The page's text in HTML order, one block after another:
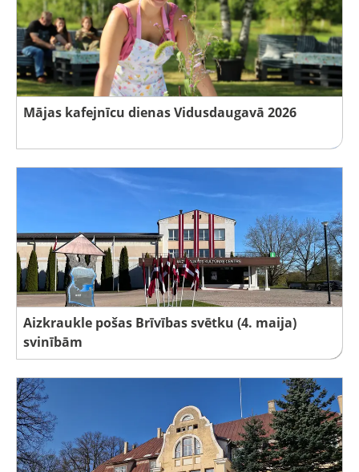
Mājas kafejnīcu dienas Vidusdaugavā 2026
Aizkraukle pošas Brīvības svētku (4. maija)
svinībām